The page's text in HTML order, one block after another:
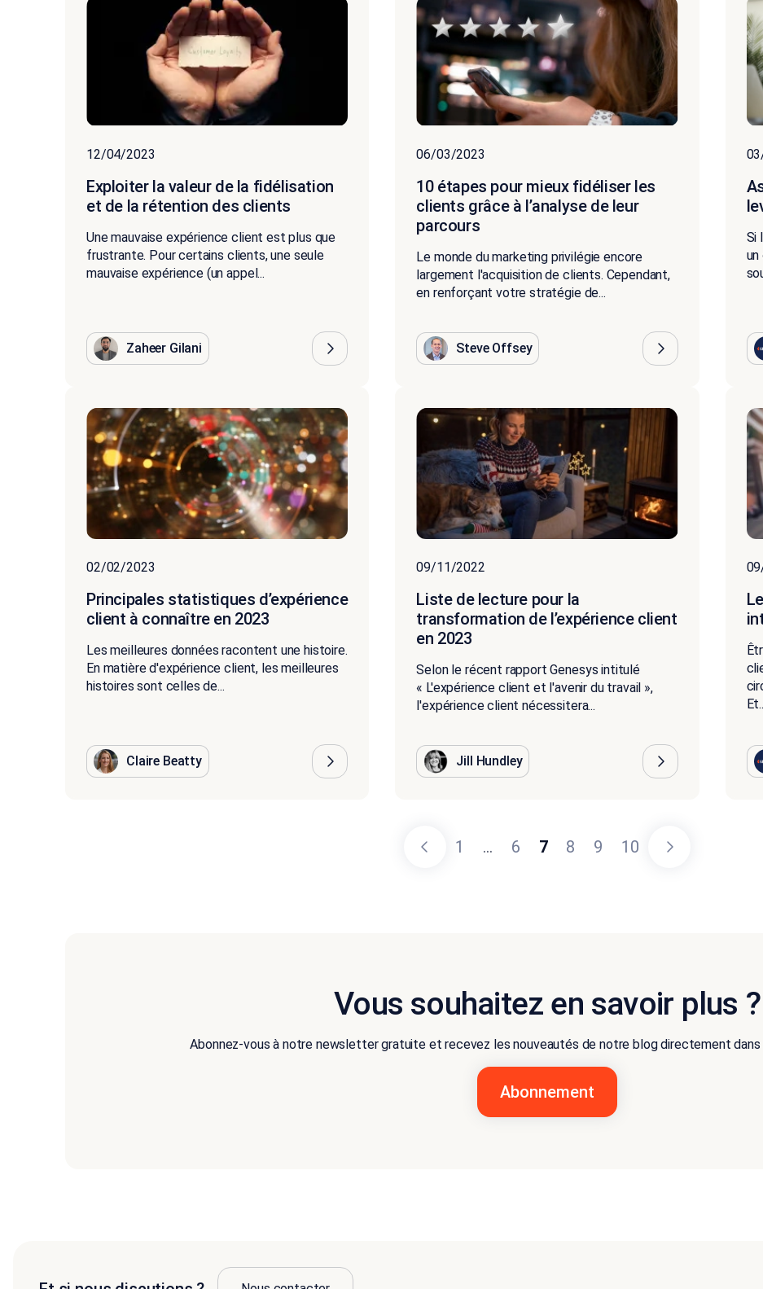
12/04/2023
Exploiter la valeur de la fidélisation
et de la rétention des clients
Une mauvaise expérience client est plus que
frustrante. Pour certains clients, une seule
mauvaise expérience (un appel...
Zaheer Gilani
06/03/2023
10 étapes pour mieux fidéliser les
clients grâce à l’analyse de leur
parcours
Le monde du marketing privilégie encore
largement l'acquisition de clients. Cependant,
en renforçant votre stratégie de...
Steve Offsey
Si
02/02/2023
Principales statistiques d’expérience
client à connaître en 2023
Les meilleures données racontent une histoire.
En matière d'expérience client, les meilleures
histoires sont celles de...
Claire Beatty
09/11/2022
Liste de lecture pour la
transformation de l’expérience client
en 2023
Selon le récent rapport Genesys intitulé
« L'expérience client et l'avenir du travail »,
l'expérience client nécessitera...
Jill Hundley
1 ... 6 7 8 9 10
Vous souhaitez en savoir plus ?
Abonnez-vous à notre newsletter gratuite et recevez les nouveautés de notre blog directement